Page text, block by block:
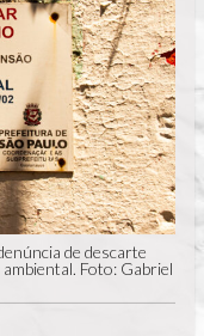
de descarte
Foto: Gabriel